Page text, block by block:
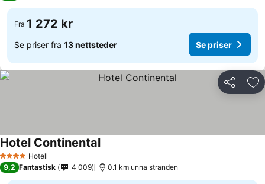
Fra 1 272 kr
Se priser fra 13 nettsteder Se priser
Del
4 StjernerHotell
Hotel Continental
9,2 Fantastisk 4 009 0.1 km unna stranden